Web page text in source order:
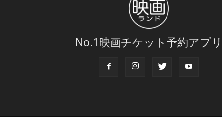
No.1映画チケット予約アプリ